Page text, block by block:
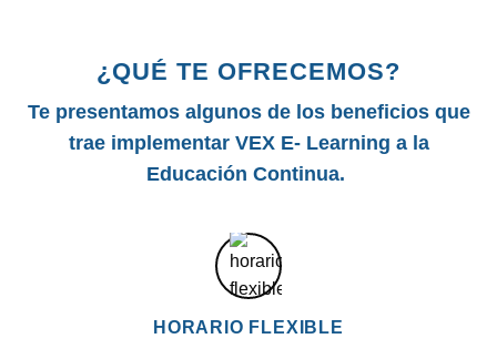
¿QUÉ TE OFRECEMOS?
Te presentamos algunos de los beneficios que
trae implementar VEX E- Learning a la
Educación Continua.
HORARIO FLEXIBLE